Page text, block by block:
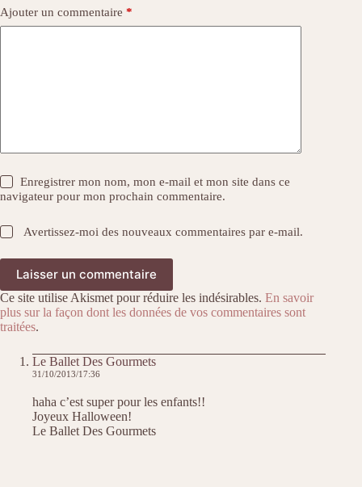
Ajouter un commentaire *
Enregistrer mon nom, mon e-mail et mon site dans ce
navigateur pour mon prochain commentaire.
Avertissez-moi des nouveaux commentaires par e-mail.
Laisser un commentaire
Ce site utilise Akismet pour réduire les indésirables. En savoir
plus sur la façon dont les données de vos commentaires sont
traitées.
Le Ballet Des Gourmets
31/10/2013/17:36
haha c’est super pour les enfants!!
Joyeux Halloween!
Le Ballet Des Gourmets